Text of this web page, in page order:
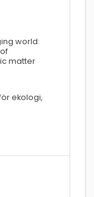
world:
matter
ekologi,